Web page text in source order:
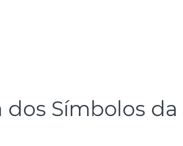
Símbolos da